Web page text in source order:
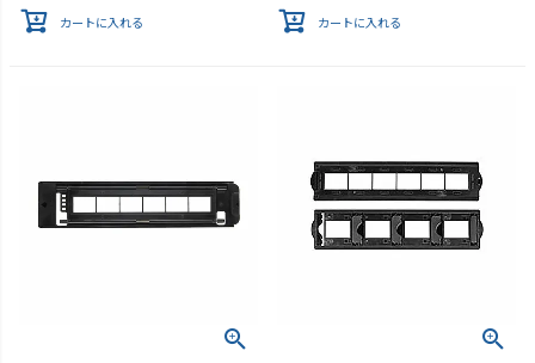
カートに入れる カートに入れる